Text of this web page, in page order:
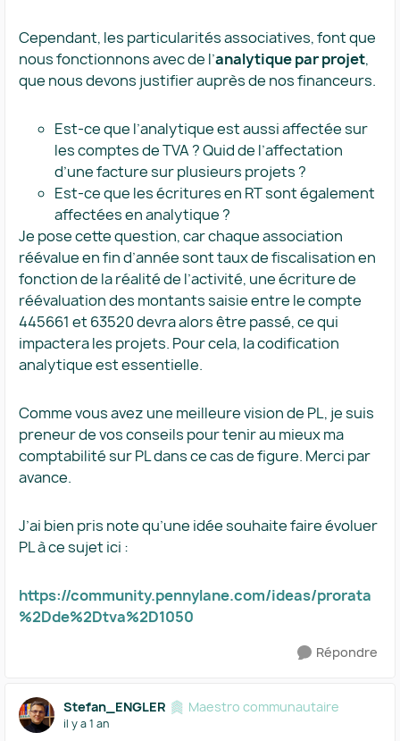
Cependant, les particularités associatives, font que
nous fonctionnons avec de l’analytique par projet,
que nous devons justifier auprès de nos financeurs.
Est-ce que l’analytique est aussi affectée sur
les comptes de TVA ? Quid de l’affectation
d’une facture sur plusieurs projets ?
Est-ce que les écritures en RT sont également
affectées en analytique ?
Je pose cette question, car chaque association
réévalue en fin d’année sont taux de fiscalisation en
fonction de la réalité de l’activité, une écriture de
réévaluation des montants saisie entre le compte
445661 et 63520 devra alors être passé, ce qui
impactera les projets. Pour cela, la codification
analytique est essentielle.
Comme vous avez une meilleure vision de PL, je suis
preneur de vos conseils pour tenir au mieux ma
comptabilité sur PL dans ce cas de figure. Merci par
avance.
J’ai bien pris note qu’une idée souhaite faire évoluer
PL à ce sujet ici :
https://community.pennylane.com/ideas/prorata
%2Dde%2Dtva%2D1050
Répondre
Stefan_ENGLER Maestro communautaire
il y a 1 an